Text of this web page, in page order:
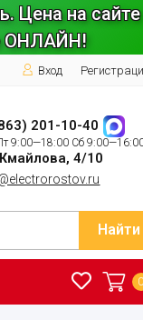
Цена на сайте
ОНЛАЙН!
Вход
201-10-40
9:00—18:00 Сб
4/10
Найти